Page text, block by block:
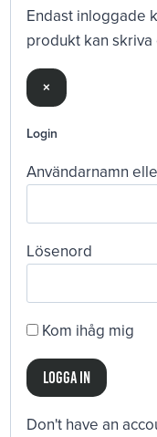
Endast inloggade
produkt kan
×
Login
Användarnamn
Lösenord
Kom ihåg mig
Don't have an